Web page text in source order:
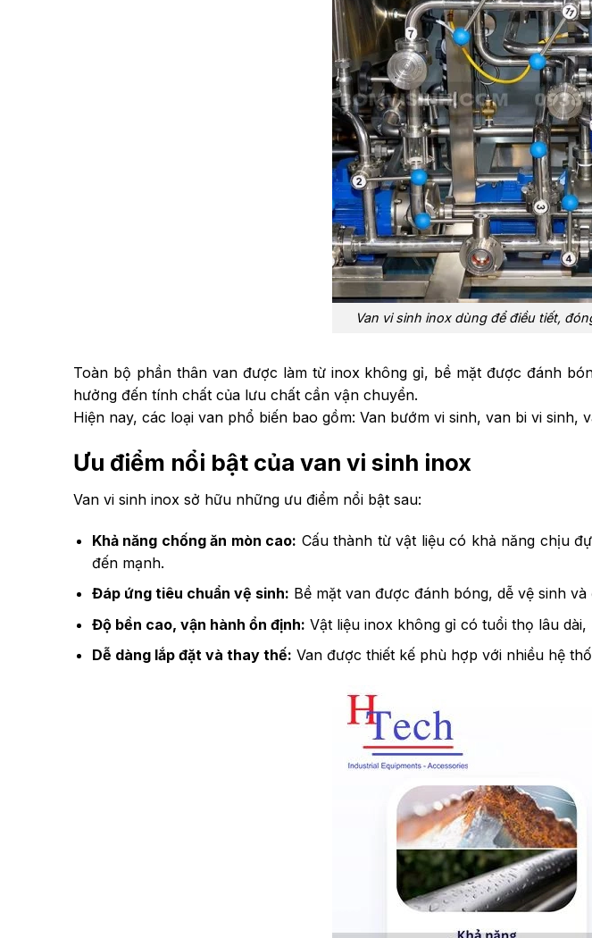
Van vi sinh inox dùng để điều tiết,
Toàn bộ phần thân van được làm từ inox không gỉ, bề mặt được đánh
hưởng đến tính chất của lưu chất cần vận chuyển.
Hiện nay, các loại van phổ biến bao gồm: Van bướm vi sinh, van bi vi
Ưu điểm nổi bật của van vi sinh inox
Van vi sinh inox sở hữu những ưu điểm nổi bật sau:
Khả năng chống ăn mòn cao: Cấu thành từ vật liệu có khả năng chịu
đến mạnh.
Đáp ứng tiêu chuẩn vệ sinh: Bề mặt van được đánh bóng, dễ vệ sinh
Độ bền cao, vận hành ổn định: Vật liệu inox không gỉ có tuổi thọ lâu
Dễ dàng lắp đặt và thay thế: Van được thiết kế phù hợp với nhiều hệ